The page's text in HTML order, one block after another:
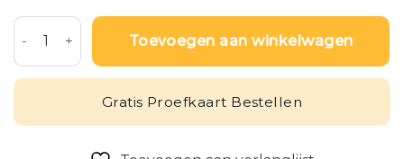
Geboortekaartje - Grafische vormen en hartjes aantal
Toevoegen aan winkelwagen
Gratis Proefkaart Bestellen